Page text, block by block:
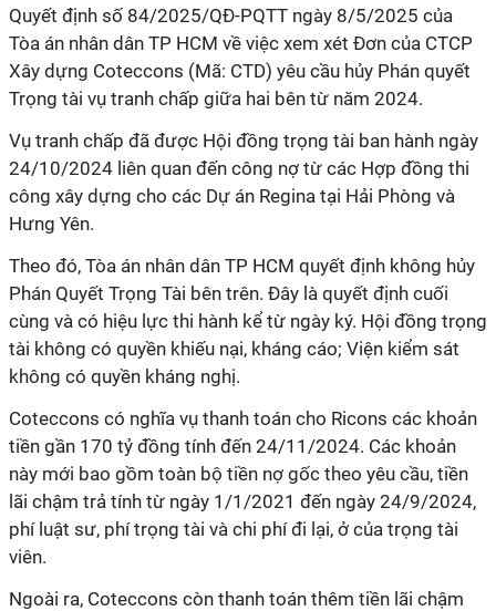
Quyết định số 84/2025/QĐ-PQTT ngày 8/5/2025 của
Tòa án nhân dân TP HCM về việc xem xét Đơn của CTCP
Xây dựng Coteccons (Mã: CTD) yêu cầu hủy Phán quyết
Trọng tài vụ tranh chấp giữa hai bên từ năm 2024.
Vụ tranh chấp đã được Hội đồng trọng tài ban hành ngày
24/10/2024 liên quan đến công nợ từ các Hợp đồng thi
công xây dựng cho các Dự án Regina tại Hải Phòng và
Hưng Yên.
Theo đó, Tòa án nhân dân TP HCM quyết định không hủy
Phán Quyết Trọng Tài bên trên. Đây là quyết định cuối
cùng và có hiệu lực thi hành kể từ ngày ký. Hội đồng trọng
tài không có quyền khiếu nại, kháng cáo; Viện kiểm sát
không có quyền kháng nghị.
Coteccons có nghĩa vụ thanh toán cho Ricons các khoản
tiền gần 170 tỷ đồng tính đến 24/11/2024. Các khoản
này mới bao gồm toàn bộ tiền nợ gốc theo yêu cầu, tiền
lãi chậm trả tính từ ngày 1/1/2021 đến ngày 24/9/2024,
phí luật sư, phí trọng tài và chi phí đi lại, ở của trọng tài
viên.
Ngoài ra, Coteccons còn thanh toán thêm tiền lãi chậm